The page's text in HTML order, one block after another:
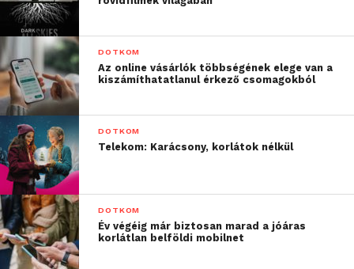
DOTKOM
Az online vásárlók többségének elege van a
kiszámíthatatlanul érkező csomagokból
DOTKOM
Telekom: Karácsony, korlátok nélkül
DOTKOM
Év végéig már biztosan marad a jóáras
korlátlan belföldi mobilnet